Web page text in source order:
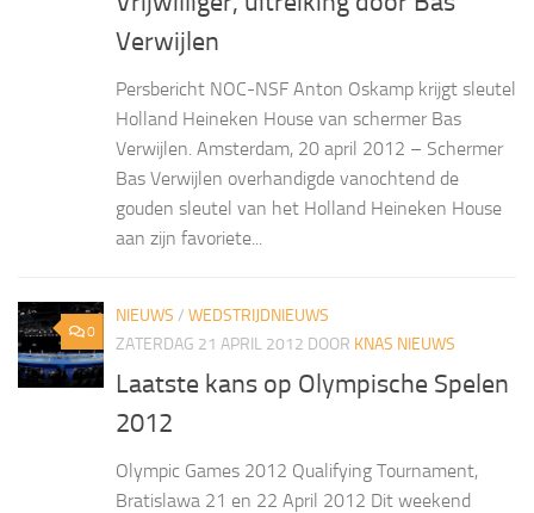
Verwijlen
Persbericht NOC-NSF Anton Oskamp krijgt sleutel
Holland Heineken House van schermer Bas
Verwijlen. Amsterdam, 20 april 2012 – Schermer
Bas Verwijlen overhandigde vanochtend de
gouden sleutel van het Holland Heineken House
aan zijn favoriete...
0
NIEUWS / WEDSTRIJDNIEUWS
ZATERDAG 21 APRIL 2012 DOOR KNAS NIEUWS
Laatste kans op Olympische Spelen
2012
Olympic Games 2012 Qualifying Tournament,
Bratislawa 21 en 22 April 2012 Dit weekend